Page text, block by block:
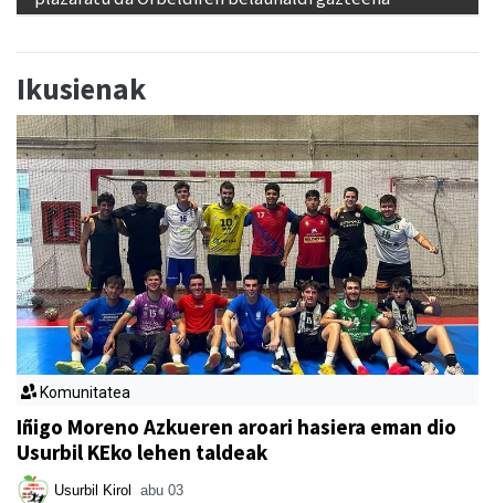
Ikusienak
Komunitatea
Iñigo Moreno Azkueren aroari hasiera eman dio
Usurbil KEko lehen taldeak
Usurbil Kirol abu 03